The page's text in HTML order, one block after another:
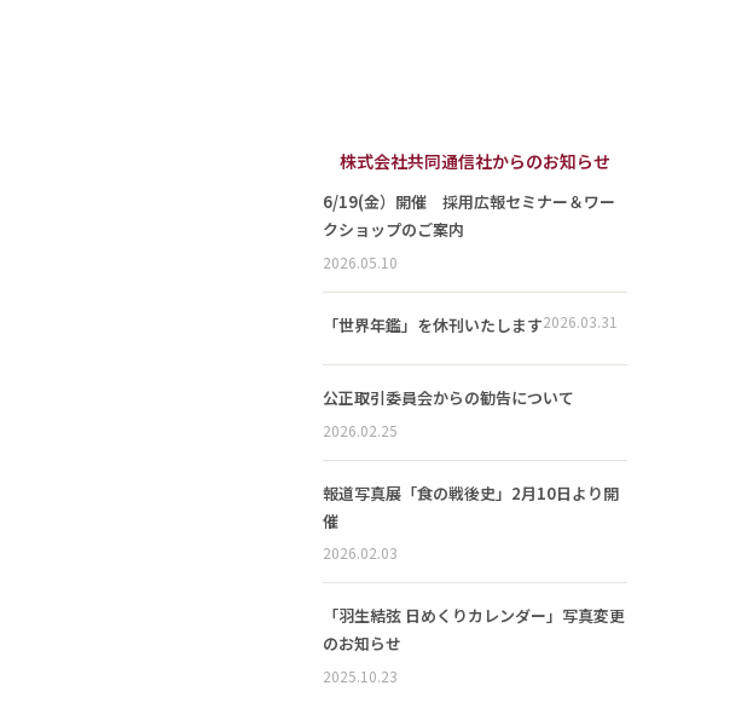
株式会社共同通信社からのお知らせ
6/19(金）開催 採用広報セミナー＆ワー
クショップのご案内
2026.05.10
「世界年鑑」を休刊いたします2026.03.31
公正取引委員会からの勧告について
2026.02.25
報道写真展「食の戦後史」2月10日より開
催
2026.02.03
「羽生結弦 日めくりカレンダー」写真変更
のお知らせ
2025.10.23